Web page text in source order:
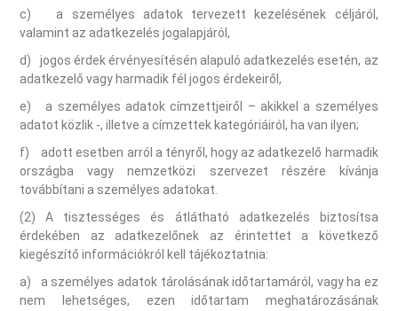
c) a személyes adatok tervezett kezelésének céljáról,
valamint az adatkezelés jogalapjáról,
d) jogos érdek érvényesítésén alapuló adatkezelés esetén, az
adatkezelő vagy harmadik fél jogos érdekeiről,
e) a személyes adatok címzettjeiről – akikkel a személyes
adatot közlik -, illetve a címzettek kategóriáiról, ha van ilyen;
f) adott esetben arról a tényről, hogy az adatkezelő harmadik
országba vagy nemzetközi szervezet részére kívánja
továbbítani a személyes adatokat.
(2) A tisztességes és átlátható adatkezelés biztosítsa
érdekében az adatkezelőnek az érintettet a következő
kiegészítő információkról kell tájékoztatnia:
a) a személyes adatok tárolásának időtartamáról, vagy ha ez
nem lehetséges, ezen időtartam meghatározásának